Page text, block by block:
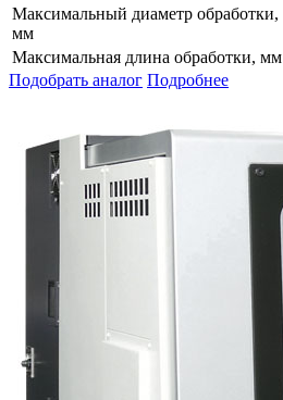
Максимальный диаметр обработки,
мм
Максимальная длина обработки, мм
Подобрать аналог Подробнее